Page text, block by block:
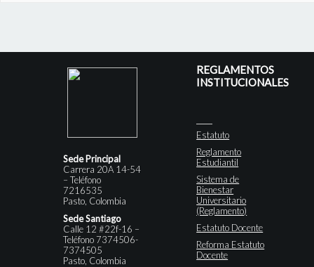
Sede Principal
Carrera 20A 14-54
– Teléfono
7216535
Pasto, Colombia
Sede Santiago
Calle 12 #22f-16 –
Teléfono 7374506-
7374505
Pasto, Colombia
REGLAMENTOS
INSTITUCIONALES
Estatuto
Reglamento
Estudiantil
Sistema de
Bienestar
Universitario
(Reglamento)
Estatuto Docente
Reforma Estatuto
Docente